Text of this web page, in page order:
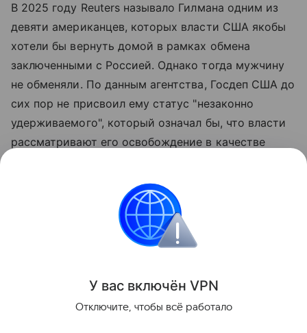
В 2025 году Reuters называло Гилмана одним из
девяти американцев, которых власти США якобы
хотели бы вернуть домой в рамках обмена
заключенными с Россией. Однако тогда мужчину
не обменяли. По данным агентства, Госдеп США до
сих пор не присвоил ему статус "незаконно
удерживаемого", который означал бы, что власти
рассматривают его освобождение в качестве
соответствующие меры в рамках
межведомственного взаимодействия. При этом,
как отмечает Reuters, родственники Гилмана
просили об этом еще с 2023 года.
Поделиться
У вас включён VPN
Отключите, чтобы всё работало